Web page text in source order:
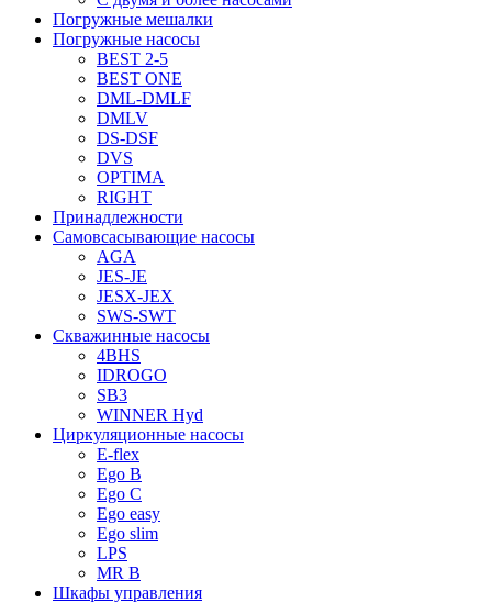
Погружные мешалки
Погружные насосы
BEST 2-5
BEST ONE
DML-DMLF
DMLV
DS-DSF
DVS
OPTIMA
RIGHT
Принадлежности
Самовсасывающие насосы
AGA
JES-JE
JESX-JEX
SWS-SWT
Скважинные насосы
4BHS
IDROGO
SB3
WINNER Hyd
Циркуляционные насосы
E-flex
Ego B
Ego C
Ego easy
Ego slim
LPS
MR B
Шкафы управления